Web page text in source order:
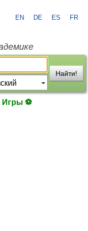
EN DE ES FR
Найти!
Игры ⚽